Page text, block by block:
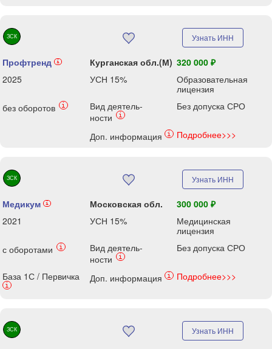
ЗСК Узнать ИНН
Профтренд i Курганская обл.(М) 320 000 ₽
2025
УСН 15%
Образовательная
лицензия
без оборотов
i
Вид деятель-
ности
i
Без допуска СРО
Доп. информация i Подробнее>>>
ЗСК Узнать ИНН
Медикум i Московская обл.
300 000 ₽
2021
УСН 15%
Медицинская
лицензия
с оборотами
i
Вид деятель-
ности
i
Без допуска СРО
База 1С / Первичка
i
Доп. информация i Подробнее>>>
ЗСК Узнать ИНН